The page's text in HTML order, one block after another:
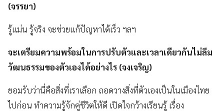
(จรรยา)
รู้แม่น รู้จริง จะช่วยแก้ปัญหาได้เร็ว ฯลฯ
จะเตรียมความพร้อมในการปรับตัวและเวลาเดียวกันไม่ลืม
วัฒนธรรมของตัวเองได้อย่างไร (จงเจริญ)
ยอมรับว่านี่คือสิ่งที่เราเลือก ถอดวางสิ่งที่ตัวเองเป็นในเมืองไทย
ไปก่อน ทำความรู้จักคู่ชีวิตให้ดี เปิดใจกว้างเรียนรู้ เรื่อง